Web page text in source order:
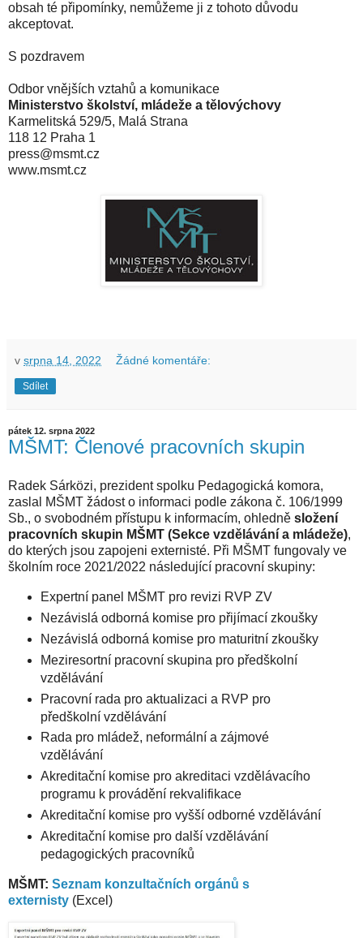
obsah té připomínky, nemůžeme ji z tohoto důvodu
akceptovat.
S pozdravem
Odbor vnějších vztahů a komunikace
Ministerstvo školství, mládeže a tělovýchovy
Karmelitská 529/5, Malá Strana
118 12 Praha 1
press@msmt.cz
www.msmt.cz
v srpna 14, 2022 Žádné komentáře:
Sdílet
pátek 12. srpna 2022
MŠMT: Členové pracovních skupin
Radek Sárközi, prezident spolku Pedagogická komora,
zaslal MŠMT žádost o informaci podle zákona č. 106/1999
Sb., o svobodném přístupu k informacím, ohledně složení
pracovních skupin MŠMT (Sekce vzdělávání a mládeže),
do kterých jsou zapojeni externisté. Při MŠMT fungovaly ve
školním roce 2021/2022 následující pracovní skupiny:
Expertní panel MŠMT pro revizi RVP ZV
Nezávislá odborná komise pro přijímací zkoušky
Nezávislá odborná komise pro maturitní zkoušky
Meziresortní pracovní skupina pro předškolní
vzdělávání
Pracovní rada pro aktualizaci a RVP pro
předškolní vzdělávání
Rada pro mládež, neformální a zájmové
vzdělávání
Akreditační komise pro akreditaci vzdělávacího
programu k provádění rekvalifikace
Akreditační komise pro vyšší odborné vzdělávání
Akreditační komise pro další vzdělávání
pedagogických pracovníků
MŠMT: Seznam konzultačních orgánů s
externisty (Excel)